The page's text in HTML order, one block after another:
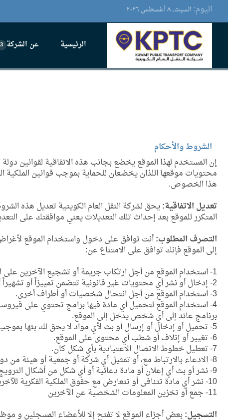
اليوم: السبت, ٨ أغسطس ۲٠۲٦
الرئيسية عن الشركة 3
الشروط والأحكام
إن المستخدم لهذا الموقع يخضع بجانب هذه الاتفاقية لقوانين
محتويات موقعها اللذان يخضعان للحماية بموجب قوانين الملكية
هذا الخصوص.
تعديل الاتفاقية:يحق لشركة النقل العام الكويتية تعديل هذه
المتكرر للموقع بعد إحداث تلك التعديلات يعني موافقتك على
التصرف المطلوب:أنت توافق على دخول واستخدام الموقع
إلى الموقع فإنك توافق على الامتناع عن:
1- استخدام الموقع من أجل ارتكاب جريمة أو تشجيع الآخرين على التورط في أي تصرف قد يعد جريمة أو ينطوي على مسؤولية مدنية.
2- إدخال أو نشر أي محتويات غير قانونية تتضمن تمييزاً أو تشهيراً أو إساءة أو قذف أو فاحشة ضد أي جهة كانت أو مواد إباحية.
3- استخدام الموقع من أجل انتحال شخصيات أو أطراف أخرى.
4- استخدام الموقع لتحميل أي مادة فيها برامج تحتوي على
برنامج عائد إلى أي شخص يدخل إلى الموقع.
5- تحميل أو إدخال أو إرسال أو بث لأي مواد لا يحق لك بثها بموجب أي قانون أو علاقة تعاقدية.
6- تغيير أو إتلاف أو شطب أي محتوى على الموقع.
7- تعطيل خطوط الاتصال الاعتيادية بأي شكل كان.
8- الادعاء بالارتباط مع، أو تمثيل أي شركة أو جمعية أو هيئة من دون أن تكون مخولاً بادعاء تلك العلاقة أو ذلك التمثيل.
9- نشر أو بث أي إعلان أو مادة دعائية أو أي شكل من أشكال الترويج.
10- نشر أي مادة تتنافى أو تتعارض مع حقوق الملكية الفكرية للآخرين.
11- جمع أو تخزين المعلومات الشخصية عن الآخرين
التسجيل:بعض أجزاء الموقع لا تفتح إلا للأعضاء المسجلين و